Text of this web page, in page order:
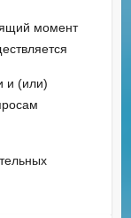
момент
и (или)